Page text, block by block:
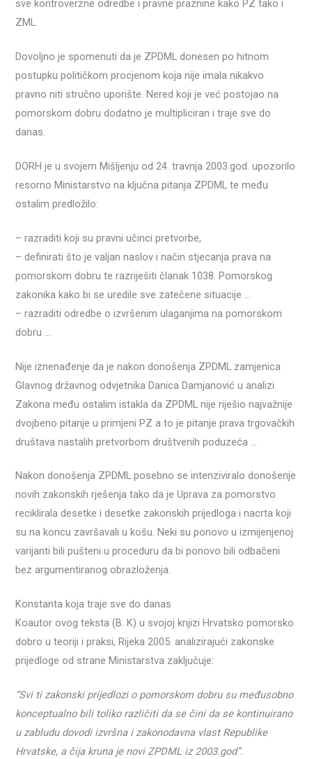
sve kontroverzne odredbe i pravne praznine kako PZ tako i
ZML.
Dovoljno je spomenuti da je ZPDML donesen po hitnom
postupku političkom procjenom koja nije imala nikakvo
pravno niti stručno uporište. Nered koji je već postojao na
pomorskom dobru dodatno je multipliciran i traje sve do
danas.
DORH je u svojem Mišljenju od 24. travnja 2003.god. upozorilo
resorno Ministarstvo na ključna pitanja ZPDML te među
ostalim predložilo:
– razraditi koji su pravni učinci pretvorbe,
– definirati što je valjan naslov i način stjecanja prava na
pomorskom dobru te razriješiti članak 1038. Pomorskog
zakonika kako bi se uredile sve zatečene situacije …
– razraditi odredbe o izvršenim ulaganjima na pomorskom
dobru …
Nije iznenađenje da je nakon donošenja ZPDML zamjenica
Glavnog državnog odvjetnika Danica Damjanović u analizi
Zakona među ostalim istakla da ZPDML nije riješio najvažnije
dvojbeno pitanje u primjeni PZ a to je pitanje prava trgovačkih
društava nastalih pretvorbom društvenih poduzeća …
Nakon donošenja ZPDML posebno se intenziviralo donošenje
novih zakonskih rješenja tako da je Uprava za pomorstvo
reciklirala desetke i desetke zakonskih prijedloga i nacrta koji
su na koncu završavali u košu. Neki su ponovo u izmijenjenoj
varijanti bili pušteni u proceduru da bi ponovo bili odbačeni
bez argumentiranog obrazloženja.
Konstanta koja traje sve do danas
Koautor ovog teksta (B. K) u svojoj knjizi Hrvatsko pomorsko
dobro u teoriji i praksi, Rijeka 2005. analizirajući zakonske
prijedloge od strane Ministarstva zaključuje:
“Svi ti zakonski prijedlozi o pomorskom dobru su međusobno
konceptualno bili toliko različiti da se čini da se kontinuirano
u zabludu dovodi izvršna i zakonodavna vlast Republike
Hrvatske, a čija kruna je novi ZPDML iz 2003.god”.